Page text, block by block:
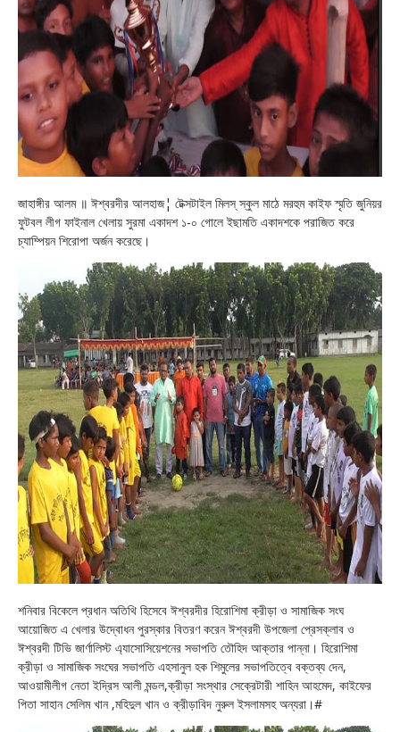
জাহাঙ্গীর আলম ॥ ঈশ্বরদীর আলহাজ¦ টেক্সটাইল মিলস্ স্কুল মাঠে মরহুম কাইফ স্মৃতি জুনিয়র
ফুটবল লীগ ফাইনাল খেলায় সুরমা একাদশ ১-০ গোলে ইছামতি একাদশকে পরাজিত করে
চ্যাম্পিয়ন শিরোপা অর্জন করেছে।
শনিবার বিকেলে প্রধান অতিথি হিসেবে ঈশ্বরদীর হিরোশিমা ক্রীড়া ও সামাজিক সংঘ
আয়োজিত এ খেলার উদ্বোধন পুরস্কার বিতরণ করেন ঈশ্বরদী উপজেলা প্রেসক্লাব ও
ঈশ্বরদী টিভি জার্ণালিস্ট এ্যাসোসিয়েশনের সভাপতি তৌহিদ আক্তার পান্না। হিরোশিমা
ক্রীড়া ও সামাজিক সংঘের সভাপতি এহসানুল হক শিমুলের সভাপতিত্বে বক্তব্য দেন,
আওয়ামীলীগ নেতা ইদ্রিস আলী মন্ডল,ক্রীড়া সংস্থার সেক্রেটারী শাহিন আহমেদ, কাইফের
পিতা সাহান সেলিম খান ,মহিদুল খান ও ক্রীড়াবিদ নুরুল ইসলামসহ অন্যরা।#